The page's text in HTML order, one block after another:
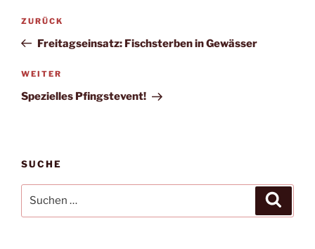
Beitragsnavigation
Vorheriger
Beitrag
ZURÜCK
Freitagseinsatz: Fischsterben in Gewässer
Nächster
Beitrag
WEITER
Spezielles Pfingstevent!
SUCHE
nach: